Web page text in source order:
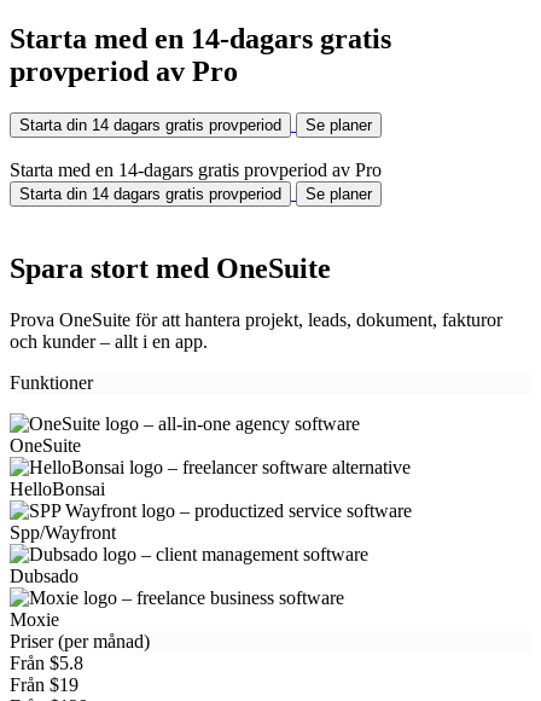
Starta med en 14-dagars gratis
provperiod av Pro
Starta din 14 dagars gratis provperiod Se planer
Starta med en 14-dagars gratis provperiod av Pro
Starta din 14 dagars gratis provperiod Se planer
Spara stort med OneSuite
Prova OneSuite för att hantera projekt, leads, dokument, fakturor
och kunder – allt i en app.
Funktioner
OneSuite
HelloBonsai
Spp/Wayfront
Dubsado
Moxie
Priser (per månad)
Från $5.8
Från $19